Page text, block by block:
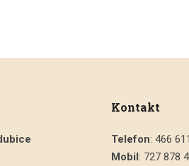
Kontakt
Telefon: 466
Mobil: 727 878